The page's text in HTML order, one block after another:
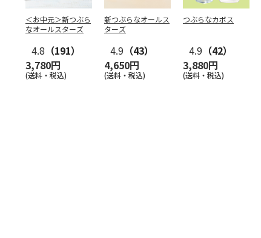
＜お中元＞新つぶら
なオールスターズ
4.8 （191）
3,780円
(送料・税込)
新つぶらなオールス
ターズ
4.9 （43）
4,650円
(送料・税込)
つぶらなカボス
4.9 （42）
3,880円
(送料・税込)